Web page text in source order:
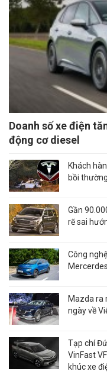
Doanh số xe điện
động cơ diesel
Khách
bồi
Gần
rẽ sai
Công
Mazda ra
ngày về
Tạp chí
VinFast
khúc xe